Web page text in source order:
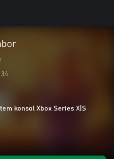
34
konsol Xbox Series X|S